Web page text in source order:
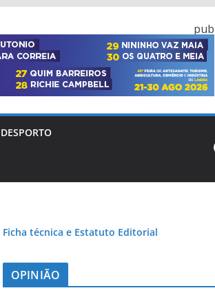
pub
DESPORTO
Ficha técnica e Estatuto Editorial
OPINIÃO